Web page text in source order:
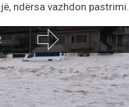
ndërsa vazhdon pastrimi.